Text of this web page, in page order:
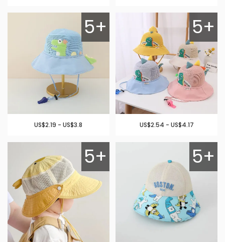
5+
US$2.54 - US$4.17
5+
US$2.19 - US$3.8
5+
5+